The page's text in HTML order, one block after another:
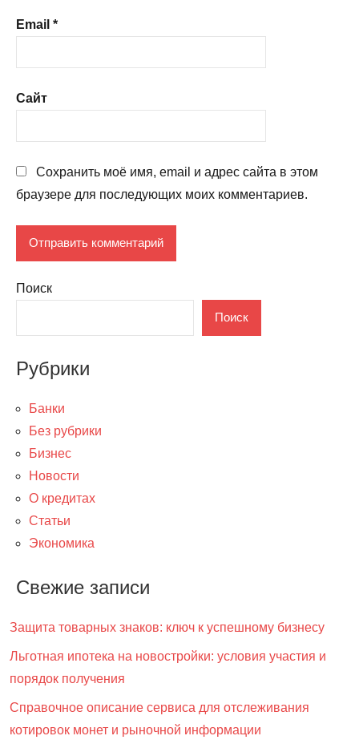
Email *
Сайт
Сохранить моё имя, email и адрес сайта в этом
браузере для последующих моих комментариев.
Поиск
Поиск
Рубрики
Банки
Без рубрики
Бизнес
Новости
О кредитах
Статьи
Экономика
Свежие записи
Защита товарных знаков: ключ к успешному бизнесу
Льготная ипотека на новостройки: условия участия и
порядок получения
Справочное описание сервиса для отслеживания
котировок монет и рыночной информации